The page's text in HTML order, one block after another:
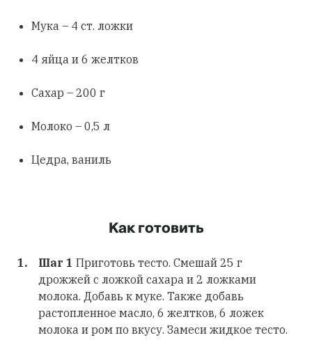
Мука – 4 ст. ложки
4 яйца и 6 желтков
Сахар – 200 г
Молоко – 0,5 л
Цедра, ваниль
Как готовить
Шаг 1 Приготовь тесто. Смешай 25 г
дрожжей с ложкой сахара и 2 ложками
молока. Добавь к муке. Также добавь
растопленное масло, 6 желтков, 6 ложек
молока и ром по вкусу. Замеси жидкое тесто.